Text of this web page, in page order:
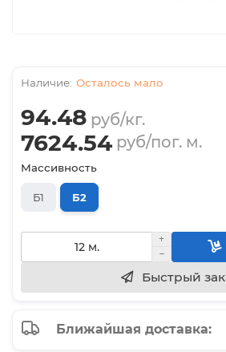
Осталось мало
94.48 руб/кг.
7624.54 руб/пог. м.
Массивность
Б1 Б2
Быстрый
Ближайшая доставка: